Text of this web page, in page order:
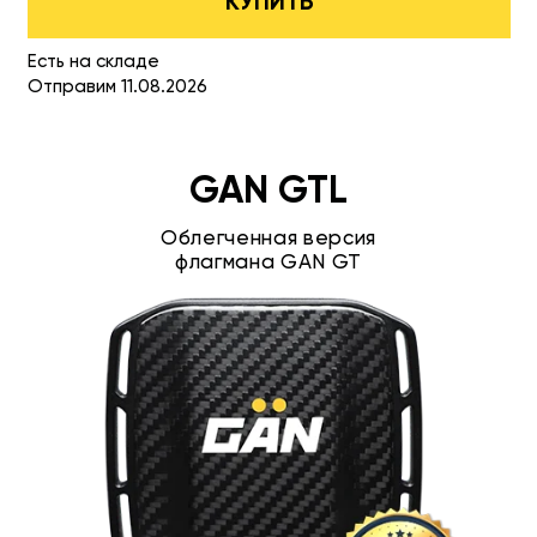
Есть на складе
Отправим 11.08.2026
GAN GTL
Облегченная версия
флагмана GAN GT